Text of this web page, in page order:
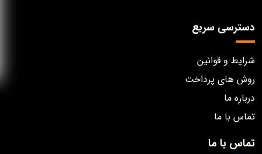
دسترسی سریع
شرایط و قوانین
روش های پرداخت
درباره ما
تماس با ما
تماس با ما